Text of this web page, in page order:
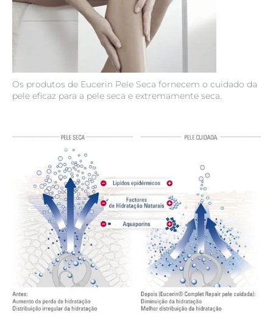
Os produtos de Eucerin Pele Seca fornecem o cuidado da
pele eficaz para a pele seca e extremamente seca.